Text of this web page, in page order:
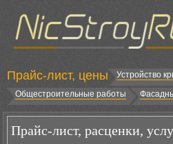
Прайс-лист, цены Устройство
Общестроительные работы
Прайс-лист, расценки,